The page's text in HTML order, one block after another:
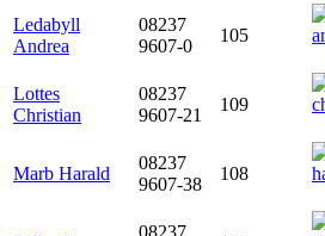
Ledabyll
Andrea
08237
9607-0
105
Lottes
Christian
08237
9607-21
109
Marb Harald
08237
9607-38
108